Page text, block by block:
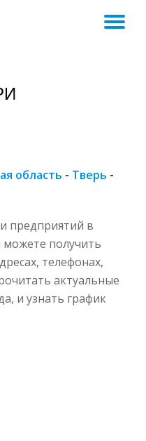
область - Тверь -
предприятий в
получить
телефонах,
актуальные
и узнать график